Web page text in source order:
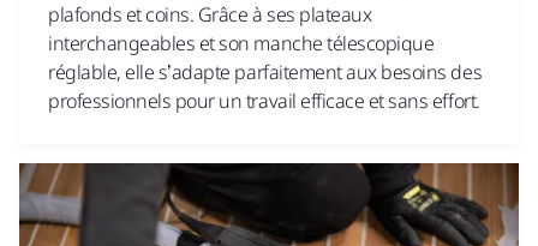
plafonds et coins. Grâce à ses plateaux
interchangeables et son manche télescopique
réglable, elle s’adapte parfaitement aux besoins des
professionnels pour un travail efficace et sans effort.